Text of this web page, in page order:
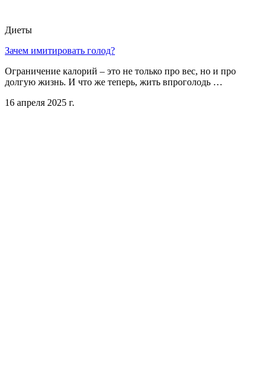
Диеты
Зачем имитировать голод?
Ограничение калорий – это не только про вес, но и про
долгую жизнь. И что же теперь, жить впроголодь …
16 апреля 2025 г.